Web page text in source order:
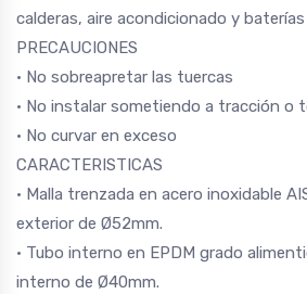
calderas, aire acondicionado y
PRECAUCIONES
· No sobreapretar las tuercas
· No instalar sometiendo a tracción o
· No curvar en exceso
CARACTERISTICAS
· Malla trenzada en acero inoxidable
exterior de Ø52mm.
· Tubo interno en EPDM grado
interno de Ø40mm.